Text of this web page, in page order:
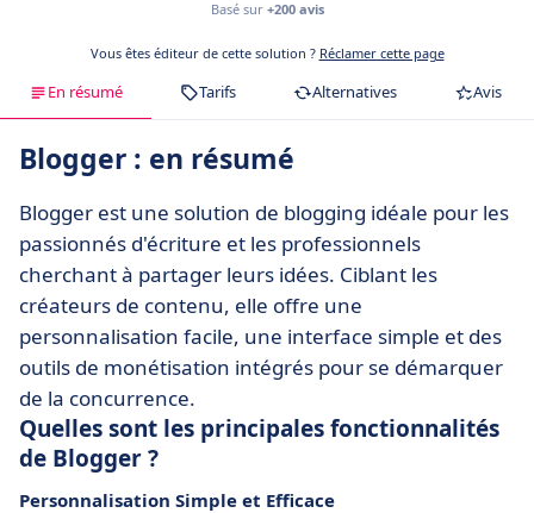
Basé sur +200 avis
Vous êtes éditeur de cette solution ? Réclamer cette page
En résumé Tarifs Alternatives Avis
Blogger : en résumé
Blogger est une solution de blogging idéale pour les
passionnés d'écriture et les professionnels
cherchant à partager leurs idées. Ciblant les
créateurs de contenu, elle offre une
personnalisation facile, une interface simple et des
outils de monétisation intégrés pour se démarquer
de la concurrence.
Quelles sont les principales fonctionnalités
de Blogger ?
Personnalisation Simple et Efficace